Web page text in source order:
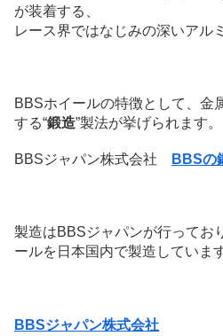
が装着する、
レース界ではなじみの深いアル
BBSホイールの特徴として、金
する“鍛造”製法が挙げられます。
BBSジャパン株式会社 BBSの
製造はBBSジャパンが行ってお
ールを日本国内で製造しています
BBSジャパン株式会社